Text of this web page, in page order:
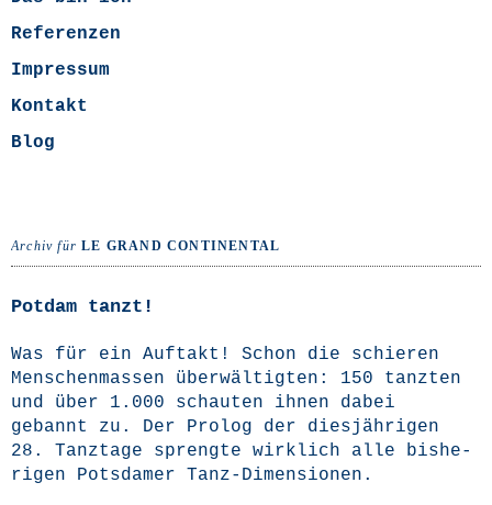
Referenzen
Impressum
Kontakt
Blog
Archiv fürLE GRAND CONTINENTAL
Potdam tanzt!
Was für ein Auf­takt! Schon die schie­ren
Men­schen­mas­sen über­wäl­tig­ten: 150 tanz­ten
und über 1.000 schau­ten ihnen dabei
gebannt zu. Der Pro­log der dies­jäh­ri­gen
28. Tanz­ta­ge spreng­te wirk­lich alle bis­he­
ri­gen Pots­da­mer Tanz-Dimensionen.